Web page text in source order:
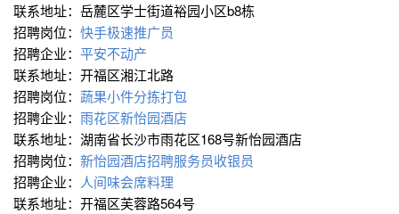
联系地址：岳麓区学士街道裕园小区b8栋
招聘岗位： 快手极速推广员
招聘企业： 平安不动产
联系地址：开福区湘江北路
招聘岗位： 蔬果小件分拣打包
招聘企业： 雨花区新怡园酒店
联系地址：湖南省长沙市雨花区168号新怡园酒店
招聘岗位： 新怡园酒店招聘服务员收银员
招聘企业： 人间味会席料理
联系地址：开福区芙蓉路564号